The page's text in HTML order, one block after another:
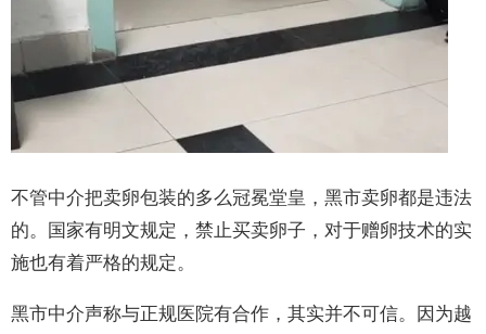
不管中介把卖卵包装的多么冠冕堂皇，黑市卖卵都是违法
的。国家有明文规定，禁止买卖卵子，对于赠卵技术的实
施也有着严格的规定。
黑市中介声称与正规医院有合作，其实并不可信。因为越